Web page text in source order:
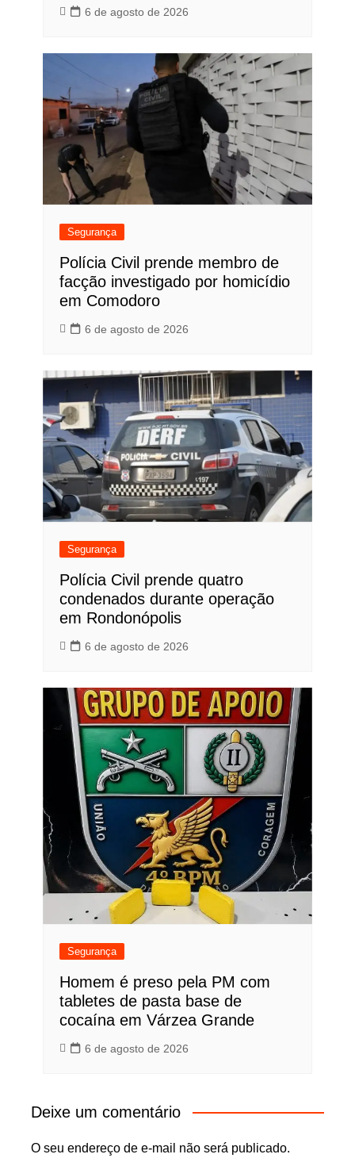
6 de agosto de 2026
Segurança
Polícia Civil prende membro de
facção investigado por homicídio
em Comodoro
6 de agosto de 2026
Segurança
Polícia Civil prende quatro
condenados durante operação
em Rondonópolis
6 de agosto de 2026
Segurança
Homem é preso pela PM com
tabletes de pasta base de
cocaína em Várzea Grande
6 de agosto de 2026
Deixe um comentário
O seu endereço de e-mail não será publicado.